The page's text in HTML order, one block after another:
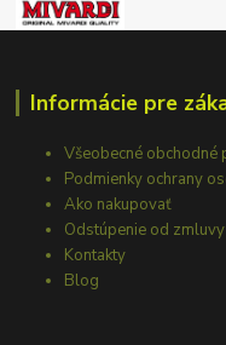
Informácie pre
Všeobecné obchodné
Podmienky ochrany
Ako nakupovať
Odstúpenie od
Kontakty
Blog